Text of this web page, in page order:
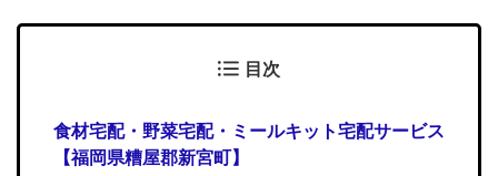
目次
食材宅配・野菜宅配・ミールキット宅配サービス
【福岡県糟屋郡新宮町】